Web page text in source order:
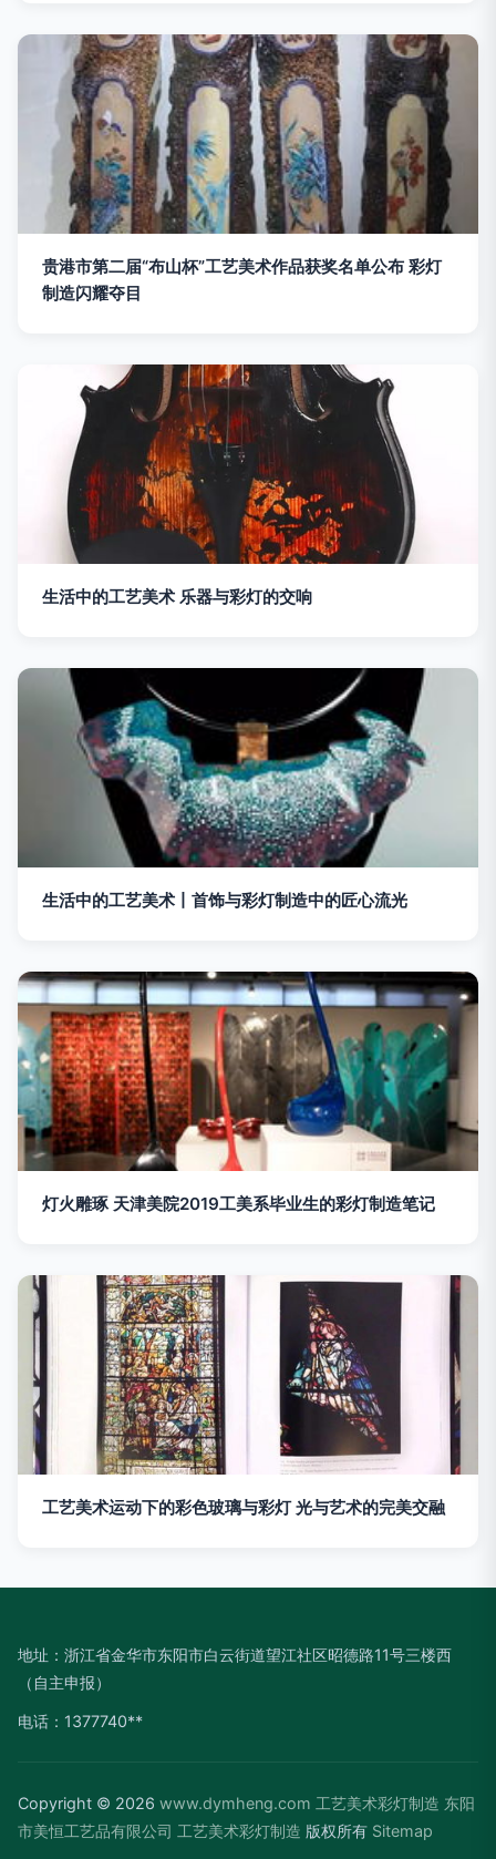
贵港市第二届“布山杯”工艺美术作品获奖名单公布 彩灯
制造闪耀夺目
生活中的工艺美术 乐器与彩灯的交响
生活中的工艺美术丨首饰与彩灯制造中的匠心流光
灯火雕琢 天津美院2019工美系毕业生的彩灯制造笔记
工艺美术运动下的彩色玻璃与彩灯 光与艺术的完美交融
地址：浙江省金华市东阳市白云街道望江社区昭德路11号三楼西
（自主申报）
电话：1377740**
Copyright © 2026 www.dymheng.com 工艺美术彩灯制造 东阳
市美恒工艺品有限公司 工艺美术彩灯制造 版权所有 Sitemap